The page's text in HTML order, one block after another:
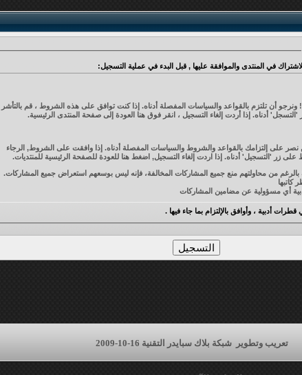
أن تلتزم بالقواعد والسياسات المفصلة أدناه. إذا كنت توافق على هذه الشروط ، قم بالتأشر
هنا العودة إلى صفحة المنتدى الرئيسية.
على إلتزامك بالقواعد والشروط والسياسات المفصلة أدناه. إذا وافقت على الشروط, الرجاء
زر 'التسجيل' أدناه. إذا اردت إلغاء التسجيل, اضغط هنا
للعودة للصفحة الرئيسية للمنتديات.
إن مشرفي وإداريي قطرات أدبية بالرغم من محاولتهم منع جميع المشاركات المخالفة، فإنه ليس بوسعهم استعراض جميع المشاركات.
كاتبها
لأي سبب يرونه، وليسوا ملزمين بإعلانه
وتذكر قول الله تعالى ((ما يلفظ من قول إلا لديه رقيب عتيد))
أدبية ، وأوافق بالإلتزام بما جاء فيها .
تعريب وتطوير شبكة بلاك سبايدر التقنية 16-10-2009